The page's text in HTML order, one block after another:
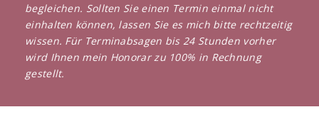
begleichen. Sollten Sie einen Termin einmal nicht
einhalten können, lassen Sie es mich bitte rechtzeitig
wissen. Für Terminabsagen bis 24 Stunden vorher
wird Ihnen mein Honorar zu 100% in Rechnung
gestellt.